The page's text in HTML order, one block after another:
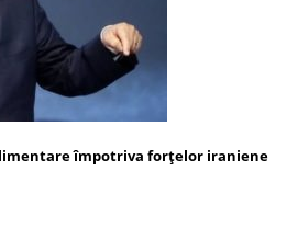
împotriva forţelor iraniene